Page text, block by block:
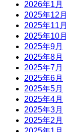
2026年1月
2025年12月
2025年11月
2025年10月
2025年9月
2025年8月
2025年7月
2025年6月
2025年5月
2025年4月
2025年3月
2025年2月